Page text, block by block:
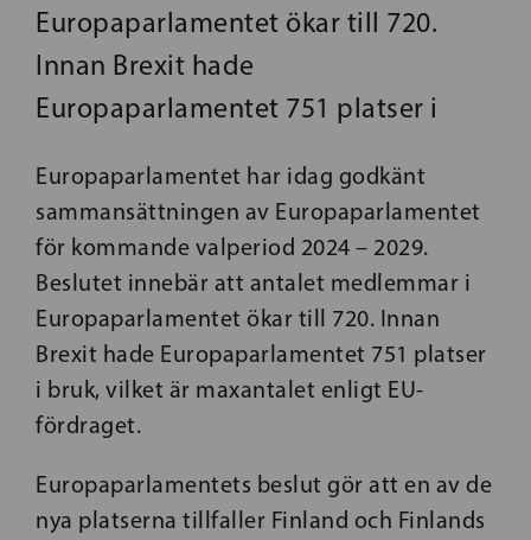
Europaparlamentet ökar till 720.
Innan Brexit hade
Europaparlamentet 751 platser i
Europaparlamentet har idag godkänt
sammansättningen av Europaparlamentet
för kommande valperiod 2024 – 2029.
Beslutet innebär att antalet medlemmar i
Europaparlamentet ökar till 720. Innan
Brexit hade Europaparlamentet 751 platser
i bruk, vilket är maxantalet enligt EU-
fördraget.
Europaparlamentets beslut gör att en av de
nya platserna tillfaller Finland och Finlands